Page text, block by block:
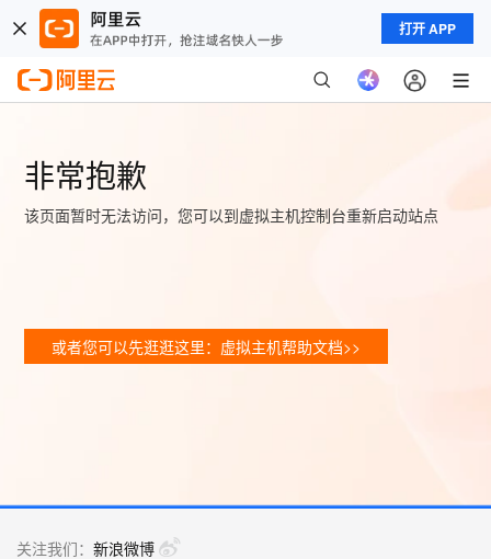
打开 APP
非常抱歉
该页面暂时无法访问，您可以到虚拟主机控制台重新启动站点
或者您可以先逛逛这里：虚拟主机帮助文档>>